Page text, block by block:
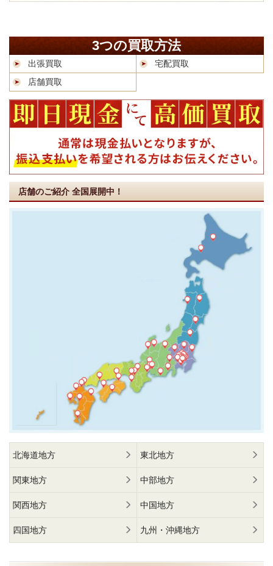
3つの買取方法
出張買取
宅配買取
店舗買取
店舗のご紹介 全国展開中！
北海道地方 東北地方
関東地方 中部地方
関西地方 中国地方
四国地方 九州・沖縄地方